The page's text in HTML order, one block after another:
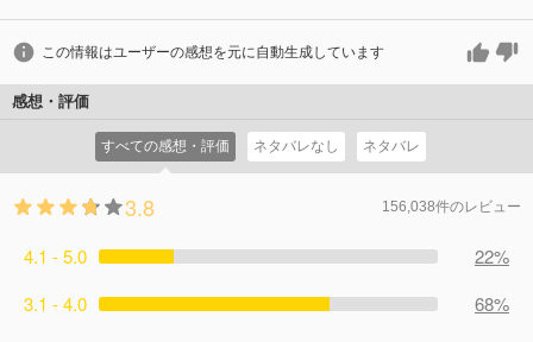
この情報はユーザーの感想を元に自動生成しています
感想・評価
すべての感想・評価 ネタバレなし ネタバレ
3.8 156,038件のレビュー
4.1 - 5.0
22%
3.1 - 4.0
68%